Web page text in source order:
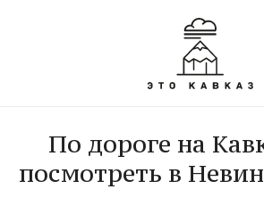
По дороге на
посмотреть в